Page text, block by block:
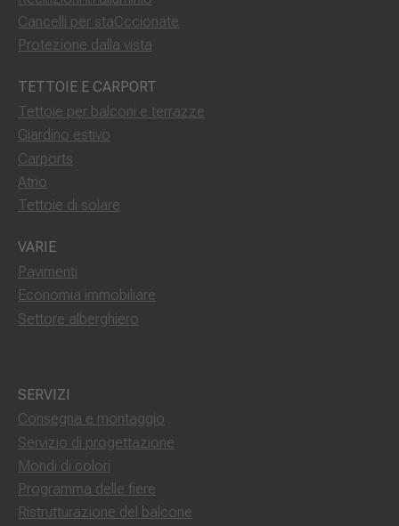
Cancelli per staCccionate
Protezione dalla vista
TETTOIE E CARPORT
Tettoie per balconi e terrazze
Giardino estivo
Carports
Atrio
Tettoie di solare
VARIE
Pavimenti
Economia immobiliare
Settore alberghiero
SERVIZI
Consegna e montaggio
Servizio di progettazione
Mondi di colori
Programma delle fiere
Ristrutturazione del balcone